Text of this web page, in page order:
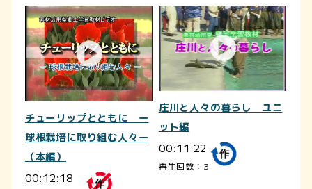
チューリップとともに ー
球根栽培に取り組む人々ー
（本編）
00:12:18
庄川と人々の暮らし ユニ
ット編
00:11:22
再生回数：3